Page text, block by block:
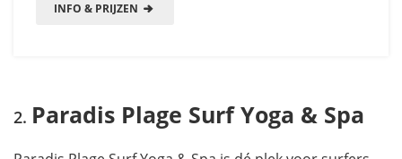
INFO & PRIJZEN
Paradis Plage Surf Yoga & Spa